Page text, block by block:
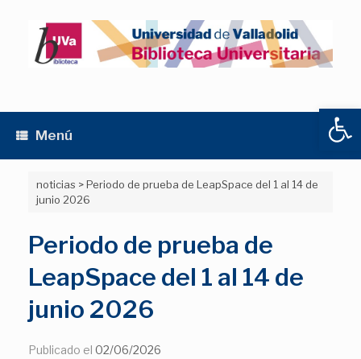
Abrir
contenido
Menú
noticias >Periodo de prueba de LeapSpace del 1 al 14 de
junio 2026
Periodo de prueba de
LeapSpace del 1 al 14 de
junio 2026
Publicado el 02/06/2026